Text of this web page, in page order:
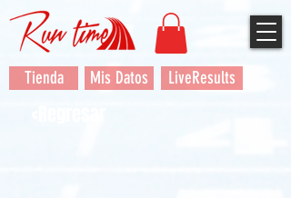
Tienda Mis Datos LiveResults